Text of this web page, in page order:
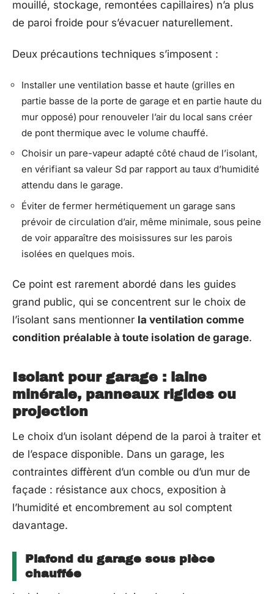
mouillé, stockage, remontées capillaires) n’a plus
de paroi froide pour s’évacuer naturellement.
Deux précautions techniques s’imposent :
Installer une ventilation basse et haute (grilles en
partie basse de la porte de garage et en partie haute du
mur opposé) pour renouveler l’air du local sans créer
de pont thermique avec le volume chauffé.
Choisir un pare-vapeur adapté côté chaud de l’isolant,
en vérifiant sa valeur Sd par rapport au taux d’humidité
attendu dans le garage.
Éviter de fermer hermétiquement un garage sans
prévoir de circulation d’air, même minimale, sous peine
de voir apparaître des moisissures sur les parois
isolées en quelques mois.
Ce point est rarement abordé dans les guides
grand public, qui se concentrent sur le choix de
l’isolant sans mentionner la ventilation comme
condition préalable à toute isolation de garage.
Isolant pour garage : laine
minérale, panneaux rigides ou
projection
Le choix d’un isolant dépend de la paroi à traiter et
de l’espace disponible. Dans un garage, les
contraintes diffèrent d’un comble ou d’un mur de
façade : résistance aux chocs, exposition à
l’humidité et encombrement au sol comptent
davantage.
Plafond du garage sous pièce
chauffée